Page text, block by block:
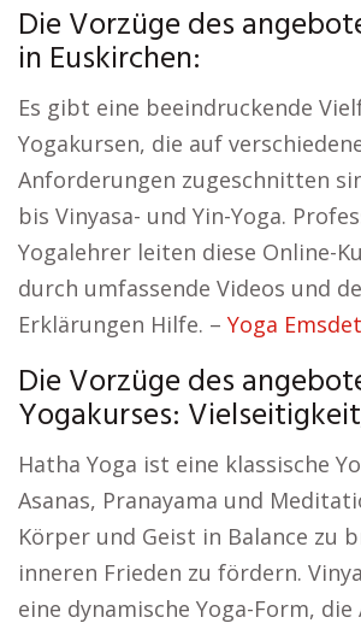
Die Vorzüge des
in Euskirchen:
Es gibt eine beeindruckende
Yogakursen, die auf
Anforderungen zugeschnitten
bis Vinyasa- und Yin-Yoga.
Yogalehrer leiten diese Online-
durch umfassende Videos und
Erklärungen Hilfe. – Yoga
Die Vorzüge des
Yogakurses:
Hatha Yoga ist eine klassische
Asanas, Pranayama und
Körper und Geist in Balance zu
inneren Frieden zu fördern.
eine dynamische Yoga-Form,